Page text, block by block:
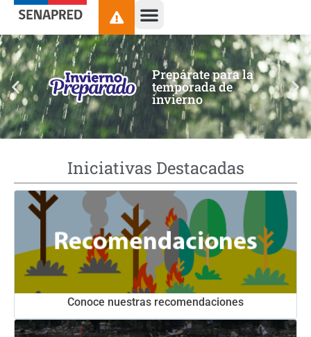
contenido
Prepárate para la
temporada de
invierno
Iniciativas Destacadas
Conoce nuestras recomendaciones